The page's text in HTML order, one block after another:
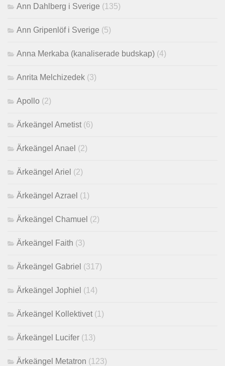
Ann Dahlberg i Sverige (135)
Ann Gripenlöf i Sverige (5)
Anna Merkaba (kanaliserade budskap) (4)
Anrita Melchizedek (3)
Apollo (2)
Ärkeängel Ametist (6)
Ärkeängel Anael (2)
Ärkeängel Ariel (2)
Ärkeängel Azrael (1)
Ärkeängel Chamuel (2)
Ärkeängel Faith (3)
Ärkeängel Gabriel (317)
Ärkeängel Jophiel (14)
Ärkeängel Kollektivet (1)
Ärkeängel Lucifer (13)
Ärkeängel Metatron (123)